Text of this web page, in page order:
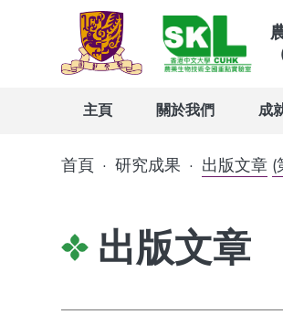
主頁 關於我們 成
首頁 · 研究成果 · 出版文章 (
出版文章